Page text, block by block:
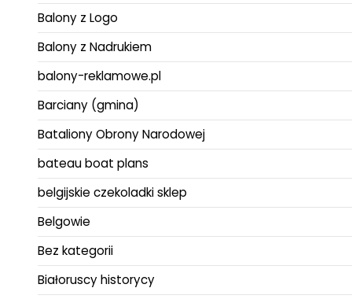
Balony z Logo
Balony z Nadrukiem
balony-reklamowe.pl
Barciany (gmina)
Bataliony Obrony Narodowej
bateau boat plans
belgijskie czekoladki sklep
Belgowie
Bez kategorii
Białoruscy historycy